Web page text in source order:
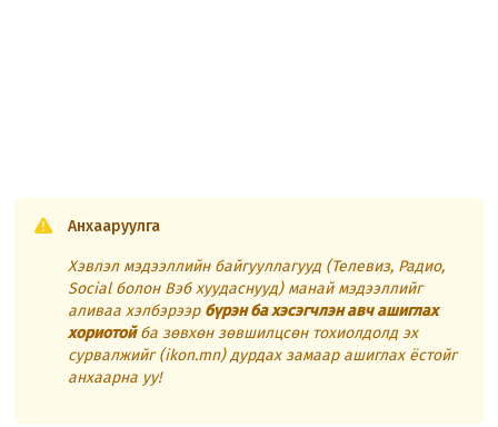
Анхааруулга
Хэвлэл мэдээллийн байгууллагууд (Телевиз, Радио,
Social болон Вэб хуудаснууд) манай мэдээллийг
аливаа хэлбэрээр бүрэн ба хэсэгчлэн авч ашиглах
хориотойба зөвхөн зөвшилцсөн тохиолдолд эх
сурвалжийг (ikon.mn) дурдах замаар ашиглах ёстойг
анхаарна уу!